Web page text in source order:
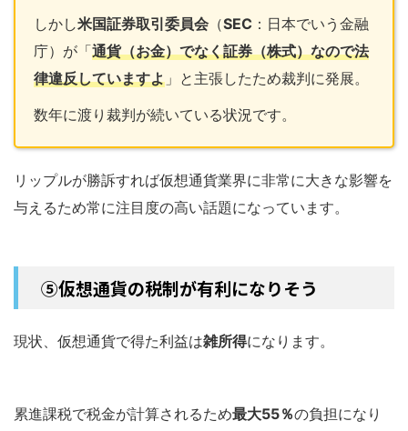
しかし米国証券取引委員会 （SEC ：日本でいう金融
庁）が「通貨（お金）でなく証券（株式）なので法
律違反していますよ 」と主張したため裁判に発展。
数年に渡り裁判が続いている状況です。
リップルが勝訴すれば仮想通貨業界に非常に大きな影響を
与えるため常に注目度の高い話題になっています。
⑤仮想通貨の税制が有利になりそう
現状、仮想通貨で得た利益は雑所得になります。
累進課税で税金が計算されるため最大55％の負担になり